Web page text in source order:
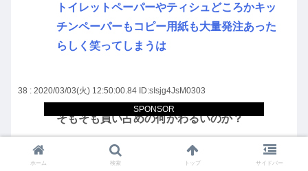
SPONSOR
トイレットペーパーやティシュどころかキッ
チンペーパーもコピー用紙も大量発注あった
らしく笑ってしまうは
38 : 2020/03/03(火) 12:50:00.84 ID:sIsjg4JsM0303
そもそも買い占めの何がわるいのか？
39 : 2020/03/03(火) 12:52:18.15 ID:sIsjg4JsM0303
ホーム 検索 トップ サイドバー